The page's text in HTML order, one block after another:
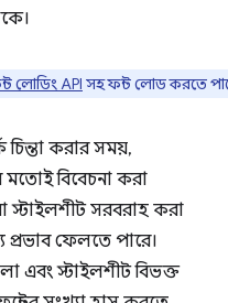
লোডিং API সহ ফন্ট লোড করতে
করার সময়,
বিবেচনা করা
স্টাইলশীট সরবরাহ করা
ফেলতে পারে।
এবং স্টাইলশীট বিভক্ত